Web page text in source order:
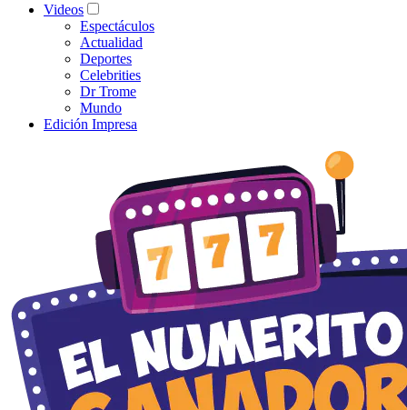
Videos
Espectáculos
Actualidad
Deportes
Celebrities
Dr Trome
Mundo
Edición Impresa